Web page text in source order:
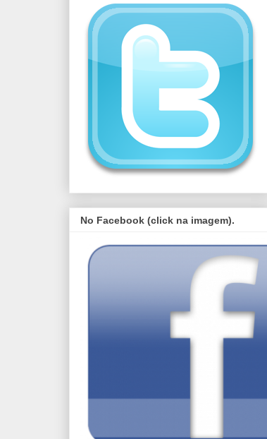
No Facebook (click na imagem).